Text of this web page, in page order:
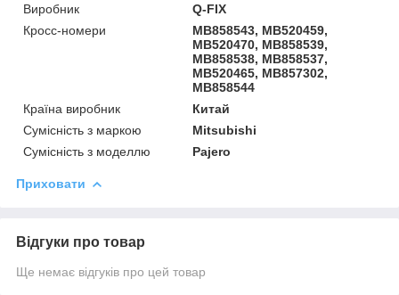
Виробник
Q-FIX
Кросс-номери
MB858543, MB520459,
MB520470, MB858539,
MB858538, MB858537,
MB520465, MB857302,
MB858544
Країна виробник
Китай
Сумісність з маркою
Mitsubishi
Сумісність з моделлю
Pajero
Приховати
Відгуки про товар
Ще немає відгуків про цей товар